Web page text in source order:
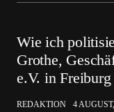
Wie ich
Grothe,
e.V. in Freiburg
REDAKTION 4